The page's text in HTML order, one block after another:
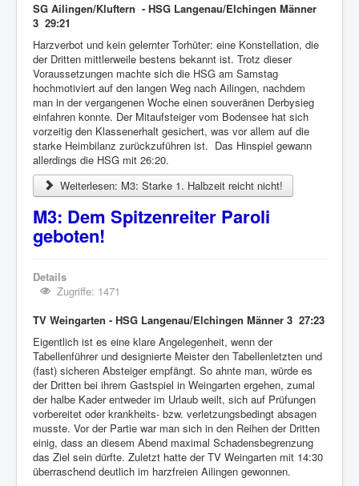
SG Ailingen/Kluftern - HSG Langenau/Elchingen Männer
3 29:21
Harzverbot und kein gelernter Torhüter: eine Konstellation, die
der Dritten mittlerweile bestens bekannt ist. Trotz dieser
Voraussetzungen machte sich die HSG am Samstag
hochmotiviert auf den langen Weg nach Ailingen, nachdem
man in der vergangenen Woche einen souveränen Derbysieg
einfahren konnte. Der Mitaufsteiger vom Bodensee hat sich
vorzeitig den Klassenerhalt gesichert, was vor allem auf die
starke Heimbilanz zurückzuführen ist. Das Hinspiel gewann
allerdings die HSG mit 26:20.
Weiterlesen: M3: Starke 1. Halbzeit reicht nicht!
M3: Dem Spitzenreiter Paroli
geboten!
Details
Zugriffe: 1471
TV Weingarten - HSG Langenau/Elchingen Männer 3 27:23
Eigentlich ist es eine klare Angelegenheit, wenn der
Tabellenführer und designierte Meister den Tabellenletzten und
(fast) sicheren Absteiger empfängt. So ahnte man, würde es
der Dritten bei ihrem Gastspiel in Weingarten ergehen, zumal
der halbe Kader entweder im Urlaub weilt, sich auf Prüfungen
vorbereitet oder krankheits- bzw. verletzungsbedingt absagen
musste. Vor der Partie war man sich in den Reihen der Dritten
einig, dass an diesem Abend maximal Schadensbegrenzung
das Ziel sein dürfte. Zuletzt hatte der TV Weingarten mit 14:30
überraschend deutlich im harzfreien Ailingen gewonnen.